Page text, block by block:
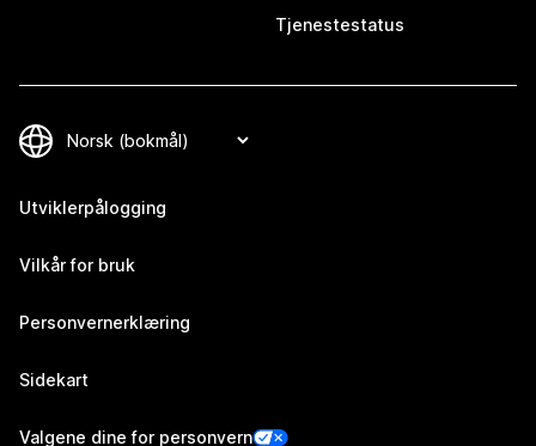
Tjenestestatus
Utviklerpålogging
Vilkår for bruk
Personvernerklæring
Sidekart
Valgene dine for personvern